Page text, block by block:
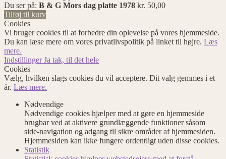
Du ser på: B & G Mors dag platte 1978 kr. 50,00
Tilføj til kurv
Cookies
Vi bruger cookies til at forbedre din oplevelse på vores hjemmeside.
Du kan læse mere om vores privatlivspolitik på linket til højre. Læs
mere.
IndstillingerJa tak, til det hele
Cookies
Vælg, hvilken slags cookies du vil acceptere. Dit valg gemmes i et
år. Læs mere.
Nødvendige
Nødvendige cookies hjælper med at gøre en hjemmeside
brugbar ved at aktivere grundlæggende funktioner såsom
side-navigation og adgang til sikre områder af hjemmesiden.
Hjemmesiden kan ikke fungere ordentligt uden disse cookies.
Statistik